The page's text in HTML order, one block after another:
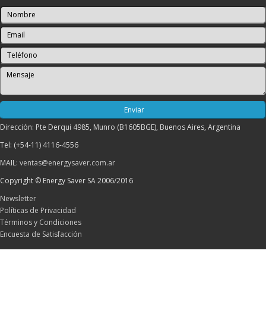
Dirección: Pte Derqui 4985, Munro (B1605BGE), Buenos Aires, Argentina
Tel: (+54-11) 4116-4556
MAIL: ventas@energysaver.com.ar
Copyright © Energy Saver SA 2006/2016
Newsletter
Políticas de Privacidad
Términos y Condiciones
Encuesta de Satisfacción